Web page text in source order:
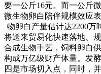
要一公斤16元。而一公斤
微生物卵白陪伴规模效应
物卵白产量估计达2200万
将送来贸易化快速落地、
合成生物手艺，饲料卵白
构成万亿级财产体量。发
四是市场切入点，同时，